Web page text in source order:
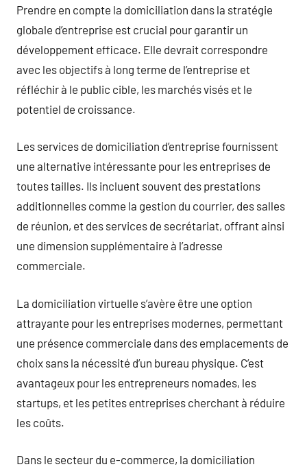
Prendre en compte la domiciliation dans la stratégie
globale d’entreprise est crucial pour garantir un
développement efficace. Elle devrait correspondre
avec les objectifs à long terme de l’entreprise et
réfléchir à le public cible, les marchés visés et le
potentiel de croissance.
Les services de domiciliation d’entreprise fournissent
une alternative intéressante pour les entreprises de
toutes tailles. Ils incluent souvent des prestations
additionnelles comme la gestion du courrier, des salles
de réunion, et des services de secrétariat, offrant ainsi
une dimension supplémentaire à l’adresse
commerciale.
La domiciliation virtuelle s’avère être une option
attrayante pour les entreprises modernes, permettant
une présence commerciale dans des emplacements de
choix sans la nécessité d’un bureau physique. C’est
avantageux pour les entrepreneurs nomades, les
startups, et les petites entreprises cherchant à réduire
les coûts.
Dans le secteur du e-commerce, la domiciliation